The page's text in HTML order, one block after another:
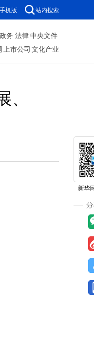
手机版 站内搜索
政务 法律中央文件
上市公司 文化产业